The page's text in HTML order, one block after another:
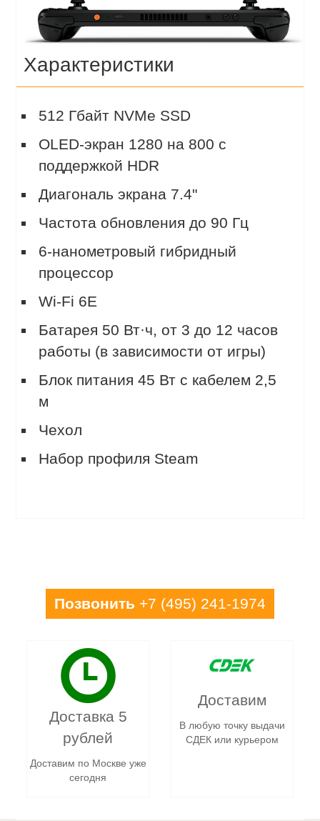
Характеристики
512 Гбайт NVMe SSD
OLED-экран 1280 на 800 с
поддержкой HDR
Диагональ экрана 7.4"
Частота обновления до 90 Гц
6-нанометровый гибридный
процессор
Wi-Fi 6E
Батарея 50 Вт·ч, от 3 до 12 часов
работы (в зависимости от игры)
Блок питания 45 Вт с кабелем 2,5
м
Чехол
Набор профиля Steam
Позвонить +7 (495) 241-1974
Доставка 5
рублей
Доставим по Москве уже
сегодня
Доставим
В любую точку выдачи
СДЕК или курьером